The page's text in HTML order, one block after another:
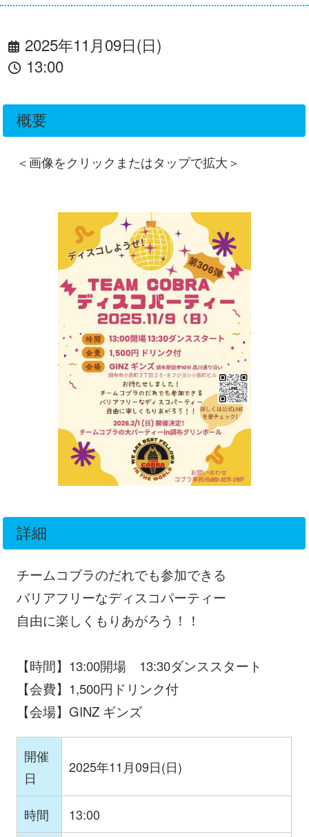
2025年11月09日(日)
13:00
概要
＜画像をクリックまたはタップで拡大＞
詳細
チームコブラのだれでも参加できる
バリアフリーなディスコパーティー
自由に楽しくもりあがろう！！
【時間】13:00開場 13:30ダンススタート
【会費】1,500円ドリンク付
【会場】GINZ ギンズ
開催
日
2025年11月09日(日)
時間 13:00